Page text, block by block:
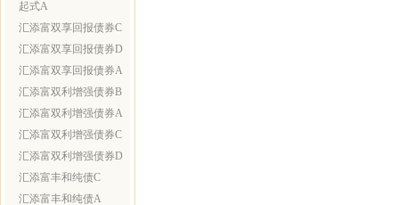
起式A
汇添富双享回报债券C
汇添富双享回报债券D
汇添富双享回报债券A
汇添富双利增强债券B
汇添富双利增强债券A
汇添富双利增强债券C
汇添富双利增强债券D
汇添富丰和纯债C
汇添富丰和纯债A